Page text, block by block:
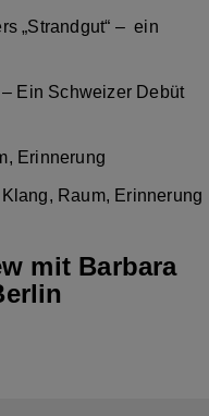
„Strandgut“ – ein
– Ein Schweizer Debüt
Erinnerung
Raum, Erinnerung
mit Barbara